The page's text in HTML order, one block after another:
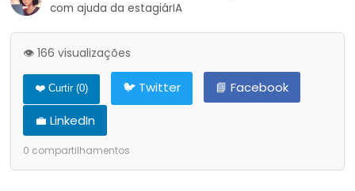
com ajuda da estagiárIA
👁️ 166 visualizações
❤️ Curtir (0) 🐦 Twitter
📘 Facebook
💼 LinkedIn
0 compartilhamentos